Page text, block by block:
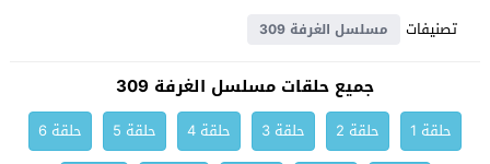
تصنيفات
مسلسل الغرفة 309
جميع حلقات مسلسل الغرفة 309
حلقة 1 حلقة 2 حلقة 3 حلقة 4 حلقة 5
حلقة 6